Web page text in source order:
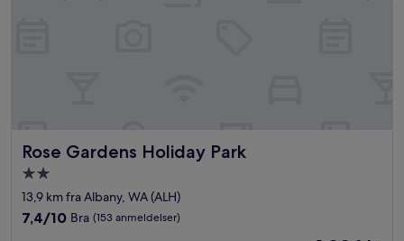
Rose Gardens Holiday Park
Rose Gardens Holiday Park
Overnattingssted
med
2.0
13,9 km fra Albany, WA (ALH)
7.4
7,4/10 Bra (153 anmeldelser)